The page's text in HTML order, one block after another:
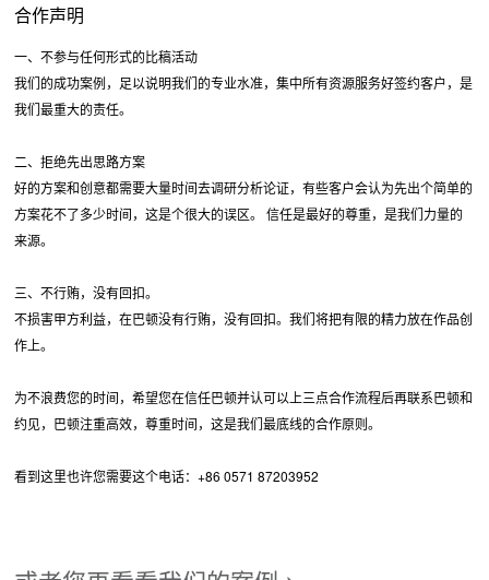
合作声明
一、不参与任何形式的比稿活动
我们的成功案例，足以说明我们的专业水准，集中所有资源服务好签约客户，是
我们最重大的责任。
二、拒绝先出思路方案
好的方案和创意都需要大量时间去调研分析论证，有些客户会认为先出个简单的
方案花不了多少时间，这是个很大的误区。 信任是最好的尊重，是我们力量的
来源。
三、不行贿，没有回扣。
不损害甲方利益，在巴顿没有行贿，没有回扣。我们将把有限的精力放在作品创
作上。
为不浪费您的时间，希望您在信任巴顿并认可以上三点合作流程后再联系巴顿和
约见，巴顿注重高效，尊重时间，这是我们最底线的合作原则。
看到这里也许您需要这个电话：+86 0571 87203952